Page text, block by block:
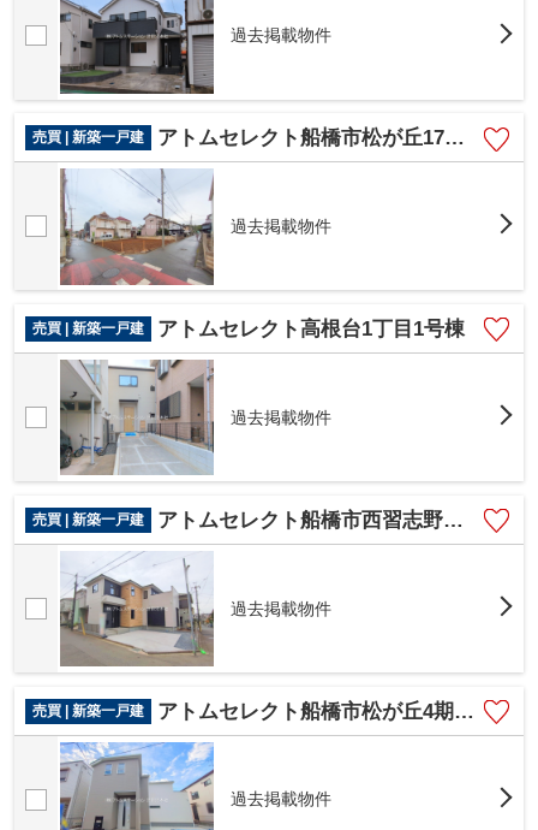
過去掲載物件
売買 | 新築一戸建 アトムセレクト船橋市松が丘17期 1号棟
過去掲載物件
売買 | 新築一戸建 アトムセレクト高根台1丁目1号棟
過去掲載物件
売買 | 新築一戸建 アトムセレクト船橋市西習志野１７期 １号棟
過去掲載物件
売買 | 新築一戸建 アトムセレクト船橋市松が丘4期 1号棟
過去掲載物件